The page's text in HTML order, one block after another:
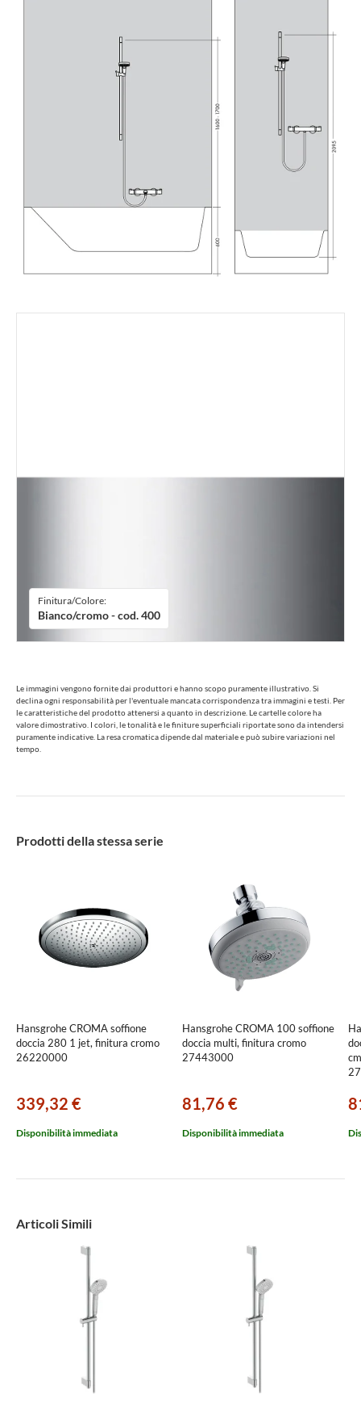
Finitura/Colore:
Bianco/cromo - cod. 400
Le immagini vengono fornite dai produttori e hanno scopo puramente illustrativo. Si
declina ogni responsabilità per l'eventuale mancata corrispondenza tra immagini e testi. Per
le caratteristiche del prodotto attenersi a quanto in descrizione. Le cartelle colore ha
valore dimostrativo. I colori, le tonalità e le finiture superficiali riportate sono da intendersi
puramente indicative. La resa cromatica dipende dal materiale e può subire variazioni nel
tempo.
Prodotti della stessa serie
Hansgrohe CROMA soffione
doccia 280 1 jet, finitura cromo
26220000
339,32 €
Disponibilità immediata
Hansgrohe CROMA 100 soffione
doccia multi, finitura cromo
27443000
81,76 €
Disponibilità immediata
Articoli Simili